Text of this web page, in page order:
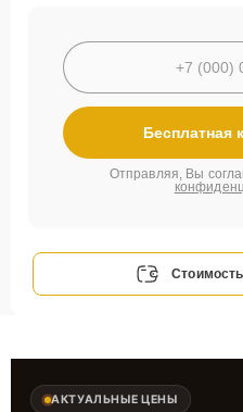
Бесплатная
Отправляя, Вы
АКТУАЛЬНЫЕ ЦЕНЫ